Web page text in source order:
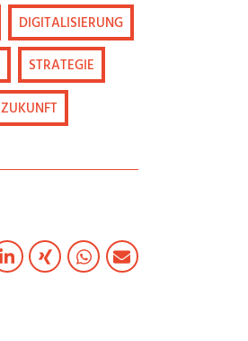
DIGITALISIERUNG
STRATEGIE
ZUKUNFT